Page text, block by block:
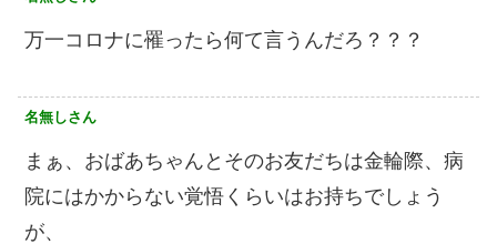
万一コロナに罹ったら何て言うんだろ？？？
名無しさん
まぁ、おばあちゃんとそのお友だちは金輪際、病
院にはかからない覚悟くらいはお持ちでしょう
が、